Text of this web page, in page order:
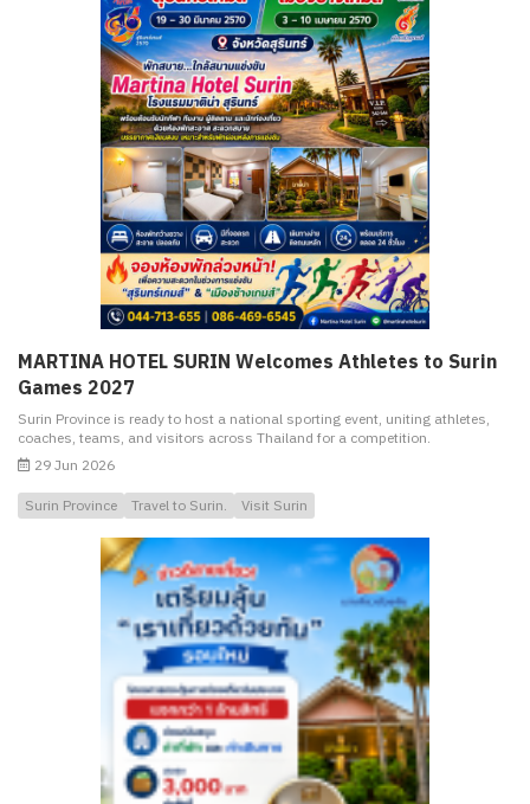
MARTINA HOTEL SURIN Welcomes Athletes to Surin
Games 2027
Surin Province is ready to host a national sporting event, uniting athletes,
coaches, teams, and visitors across Thailand for a competition.
29 Jun 2026
Surin Province Travel to Surin. Visit Surin